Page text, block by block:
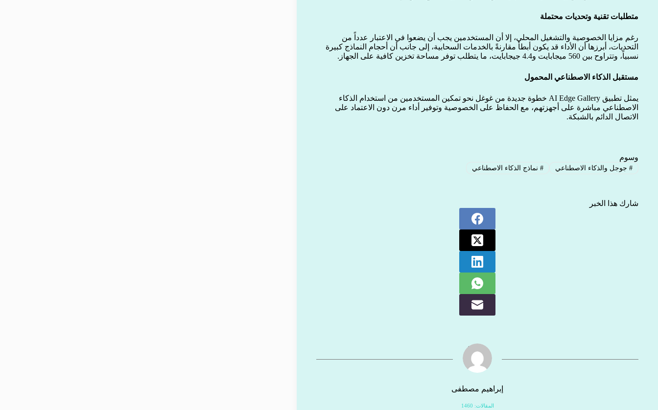
متطلبات تقنية وتحديات محتملة
رغم مزايا الخصوصية والتشغيل المحلي، إلا أن المستخدمين يجب أن يضعوا في الاعتبار عدداً من
التحديات، أبرزها أن الأداء قد يكون أبطأ مقارنةً بالخدمات السحابية، إلى جانب أن أحجام النماذج كبيرة
نسبياً، وتتراوح بين 560 ميجابايت و4.4 جيجابايت، ما يتطلب توفر مساحة تخزين كافية على الجهاز.
مستقبل الذكاء الاصطناعي المحمول
يمثل تطبيق AI Edge Gallery خطوة جديدة من غوغل نحو تمكين المستخدمين من استخدام الذكاء
الاصطناعي مباشرة على أجهزتهم، مع الحفاظ على الخصوصية وتوفير أداء مرن دون الاعتماد على
الاتصال الدائم بالشبكة.
وسوم
#جوجل والذكاء الاصطناعي #نماذج الذكاء الاصطناعي
شارك هذا الخبر
إبراهيم مصطفى
المقالات: 1460